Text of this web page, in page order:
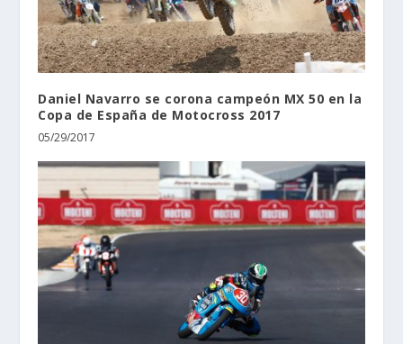
Daniel Navarro se corona campeón MX 50 en la
Copa de España de Motocross 2017
05/29/2017